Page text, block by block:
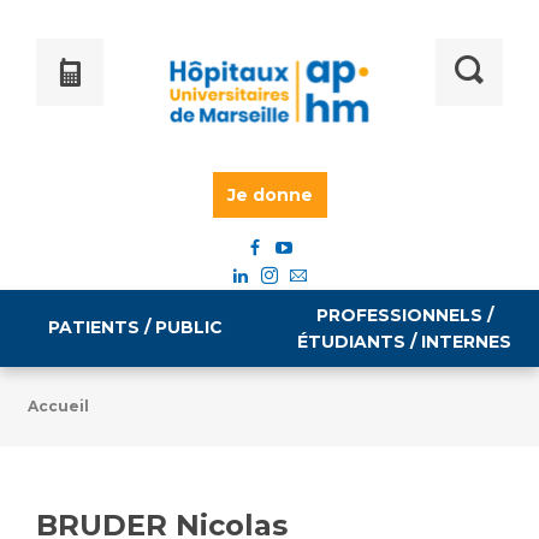
Je donne
PATIENTS / PUBLIC
PROFESSIONNELS /
ÉTUDIANTS / INTERNES
Emploi / formation
Accueil
BRUDER Nicolas